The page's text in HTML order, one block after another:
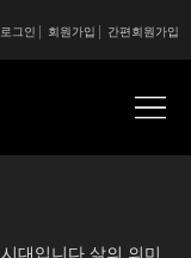
간편회원가입
회원가입
로그인